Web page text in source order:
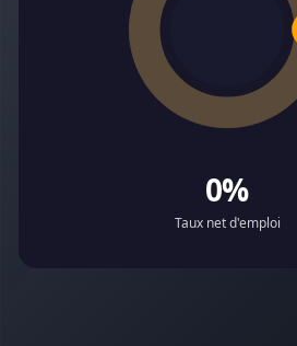
0%
Taux net d'emploi